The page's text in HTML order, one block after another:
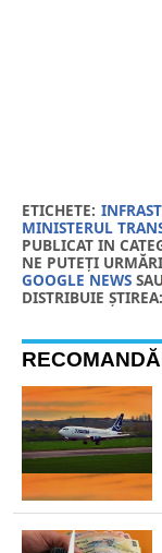
ETICHETE:
MINISTERUL
PUBLICAT IN
NE PUTEȚI
GOOGLE NEWSSAU
DISTRIBUIE ȘTIREA: